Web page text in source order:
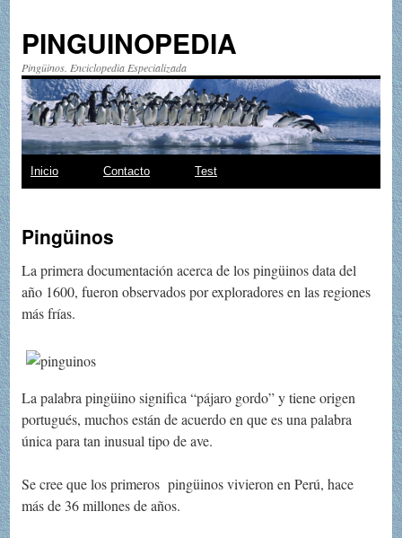
PINGUINOPEDIA
Pingüinos. Enciclopedia Especializada
Saltar
contenido
Inicio Contacto Test
Pingüinos
La primera documentación acerca de los pingüinos data del
año 1600, fueron observados por exploradores en las regiones
más frías.
La palabra pingüino significa “pájaro gordo” y tiene origen
portugués, muchos están de acuerdo en que es una palabra
única para tan inusual tipo de ave.
Se cree que los primeros pingüinos vivieron en Perú, hace
más de 36 millones de años.